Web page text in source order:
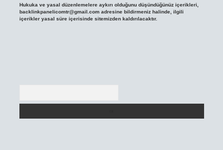
Hukuka ve yasal düzenlemelere aykırı olduğunu düşündüğünüz içerikleri,
backlinkpanelicomtr@gmail.comadresine bildirmeniz halinde, ilgili
içerikler yasal süre içerisinde sitemizden kaldırılacaktır.